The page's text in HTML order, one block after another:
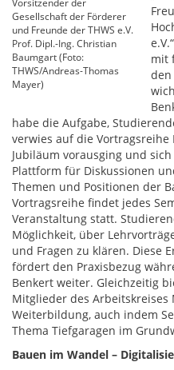
Vorsitzender der
Gesellschaft der Förderer
und Freunde der THWS e.V.
Prof. Dipl.-Ing. Christian
Baumgart (Foto:
THWS/Andreas-Thomas
Mayer)
mit
habe die Aufgabe,
verwies auf die Vortragsreihe
Jubiläum vorausging und
Plattform für Diskussionen
Themen und Positionen der
Vortragsreihe findet jedes
Veranstaltung statt.
Möglichkeit, über
und Fragen zu klären. Diese
fördert den Praxisbezug
Benkert weiter. Gleichzeitig
Mitglieder des
Weiterbildung, auch indem
Thema Tiefgaragen im
Bauen im Wandel –